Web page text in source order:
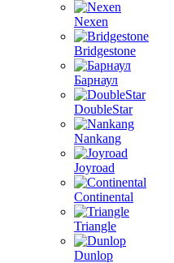
Nexen
Bridgestone
Барнаул
DoubleStar
Nankang
Joyroad
Continental
Triangle
Dunlop